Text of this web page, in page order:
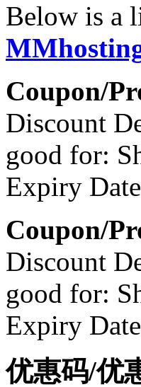
Below is a
Coupon/
Discount
good for:
Expiry
Coupon/
Discount
good for:
Expiry
优惠码/优